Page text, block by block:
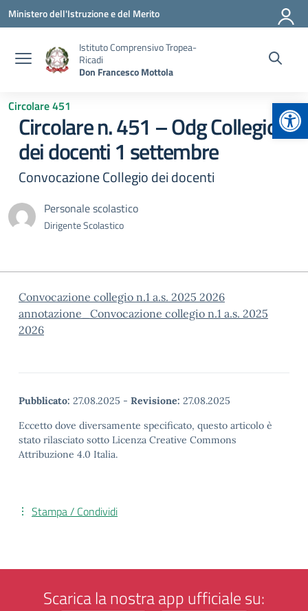
Vai ai contenuti
Vai al menu di navigazione
Vai al footer
Ministero dell'Istruzione e del Merito
Istituto Comprensivo Tropea-
Ricadi
Don Francesco Mottola
Circolare 451
Circolare n. 451 – Odg Collegio
dei docenti 1 settembre
Convocazione Collegio dei docenti
Personale scolastico
Dirigente Scolastico
Convocazione collegio n.1 a.s. 2025 2026
annotazione_Convocazione collegio n.1 a.s. 2025
2026
Pubblicato: 27.08.2025 - Revisione: 27.08.2025
Eccetto dove diversamente specificato, questo articolo è
stato rilasciato sotto Licenza Creative Commons
Attribuzione 4.0 Italia.
Stampa / Condividi
Scarica la nostra app ufficiale su: